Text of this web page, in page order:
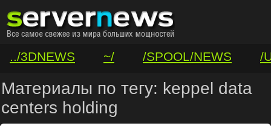
../3DNEWS ~/ /SPOOL/NEWS
/
/VAR/CONTACT
Материалы по тегу: keppel data
centers holding